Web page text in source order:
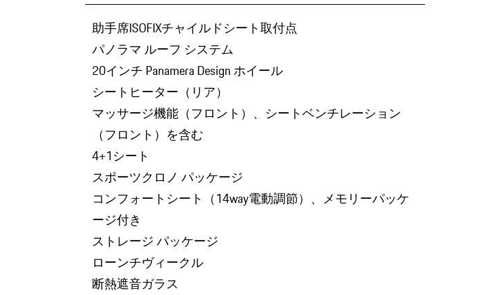
助手席ISOFIXチャイルドシート取付点
パノラマ ルーフ システム
20インチ Panamera Design ホイール
シートヒーター（リア）
マッサージ機能（フロント）、シートベンチレーション
（フロント）を含む
4+1シート
スポーツクロノ パッケージ
コンフォートシート（14way電動調節）、メモリーパッケ
ージ付き
ストレージ パッケージ
ローンチヴィークル
断熱遮音ガラス